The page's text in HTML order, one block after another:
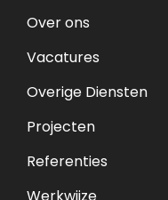
Over ons
Vacatures
Overige Diensten
Projecten
Referenties